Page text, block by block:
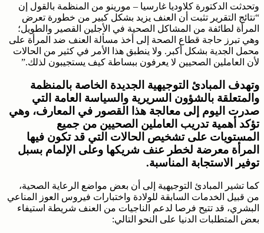
وتحدثت الدكتورة كلاوديا غارسيا – مورينو من المنظمة بالقول إن
“نتائج التقرير تثبت أن العنف يزيد بشكل كبير من خطورة تعرض
المرأة لطائفة من المشاكل الصحية في الأجلين القصير والطويل؛
وهي تبرز حاجة قطاع الصحة إلى أخذ مسألة العنف ضد المرأة على
محمل الجدية بشكل أكبر. ولا ينطبق هذا الأمر في كثير من الحالات
لأن العاملين الصحيين لا يعرفون ببساطة كيف يستجيبون لذلك.”
وتهدف المبادئ التوجيهية الجديدة الخاصة بالمنظمة
والمتعلقة بالشؤون السريرية والسياسة العامة التي
صدرت اليوم إلى معالجة هذا القصور في المعارف، وهي
تؤكد أهمية تدريب العاملين الصحيين من جميع
المستويات على تشخيص الحالات التي قد تكون فيها
المرأة معرضة لخطر عنف شريكها وعلى الإلمام بسبل
توفير الاستجابة المناسبة.
كما تشير المبادئ التوجيهية إلى أن بعض مواضع الرعاية الصحية،
من قبيل الخدمات السابقة للولادة واختبارات فيروس العوز المناعي
البشري، قد تتيح فرصا لدعم الناجيات من العنف شريطة استيفاء
بعض المتطلبات الدنيا على النحو التالي: